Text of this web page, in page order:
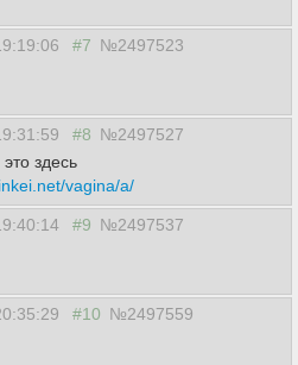
#7 №2497523
#8 №2497527
здесь
vagina/a/
#9 №2497537
#10 №2497559